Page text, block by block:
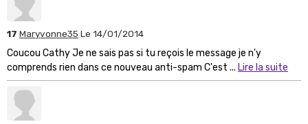
17 Maryvonne35 Le 14/01/2014
Coucou Cathy Je ne sais pas si tu reçois le message je n'y
comprends rien dans ce nouveau anti-spam C'est ... Lire la suite